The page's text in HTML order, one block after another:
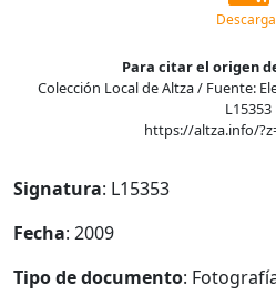
Para citar el origen
Colección Local de Altza / Fuente:
L15353
https://altza.info/
Signatura: L15353
Fecha: 2009
Tipo de documento: